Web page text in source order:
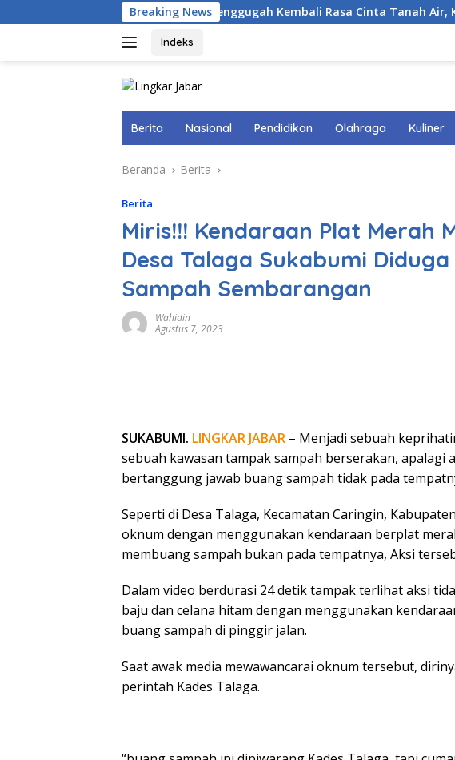
ke
Breaking News
Menggugah Kembali Rasa Cinta Tanah Air, Kadis
Indeks
Berita Nasional Pendidikan Olahraga Kuliner
Beranda Berita
Berita
Miris!!! Kendaraan Plat Merah
Desa Talaga Sukabumi
Sampah Sembarangan
Wahidin
Agustus 7, 2023
SUKABUMI. LINGKAR JABAR – Menjadi sebuah
sebuah kawasan tampak sampah berserakan, apalagi
bertanggung jawab buang sampah tidak pada
Seperti di Desa Talaga, Kecamatan Caringin,
oknum dengan menggunakan kendaraan berplat
membuang sampah bukan pada tempatnya, Aksi
Dalam video berdurasi 24 detik tampak terlihat aksi
baju dan celana hitam dengan menggunakan
buang sampah di pinggir jalan.
Saat awak media mewawancarai oknum tersebut,
perintah Kades Talaga.